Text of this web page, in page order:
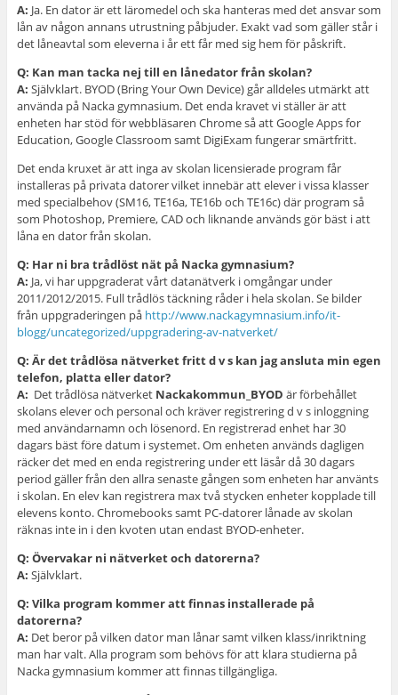
A: Ja. En dator är ett läromedel och ska hanteras med det ansvar som
lån av någon annans utrustning påbjuder. Exakt vad som gäller står i
det låneavtal som eleverna i år ett får med sig hem för påskrift.
Q: Kan man tacka nej till en lånedator från skolan?
A: Självklart. BYOD (Bring Your Own Device) går alldeles utmärkt att
använda på Nacka gymnasium. Det enda kravet vi ställer är att
enheten har stöd för webbläsaren Chrome så att Google Apps for
Education, Google Classroom samt DigiExam fungerar smärtfritt.
Det enda kruxet är att inga av skolan licensierade program får
installeras på privata datorer vilket innebär att elever i vissa klasser
med specialbehov (SM16, TE16a, TE16b och TE16c) där program så
som Photoshop, Premiere, CAD och liknande används gör bäst i att
låna en dator från skolan.
Q: Har ni bra trådlöst nät på Nacka gymnasium?
A: Ja, vi har uppgraderat vårt datanätverk i omgångar under
2011/2012/2015. Full trådlös täckning råder i hela skolan. Se bilder
från uppgraderingen på http://www.nackagymnasium.info/it-
blogg/uncategorized/uppgradering-av-natverket/
Q: Är det trådlösa nätverket fritt d v s kan jag ansluta min egen
telefon, platta eller dator?
A: Det trådlösa nätverket Nackakommun_BYOD är förbehållet
skolans elever och personal och kräver registrering d v s inloggning
med användarnamn och lösenord. En registrerad enhet har 30
dagars bäst före datum i systemet. Om enheten används dagligen
räcker det med en enda registrering under ett läsår då 30 dagars
period gäller från den allra senaste gången som enheten har använts
i skolan. En elev kan registrera max två stycken enheter kopplade till
elevens konto. Chromebooks samt PC-datorer lånade av skolan
räknas inte in i den kvoten utan endast BYOD-enheter.
Q: Övervakar ni nätverket och datorerna?
A: Självklart.
Q: Vilka program kommer att finnas installerade på
datorerna?
A: Det beror på vilken dator man lånar samt vilken klass/inriktning
man har valt. Alla program som behövs för att klara studierna på
Nacka gymnasium kommer att finnas tillgängliga.